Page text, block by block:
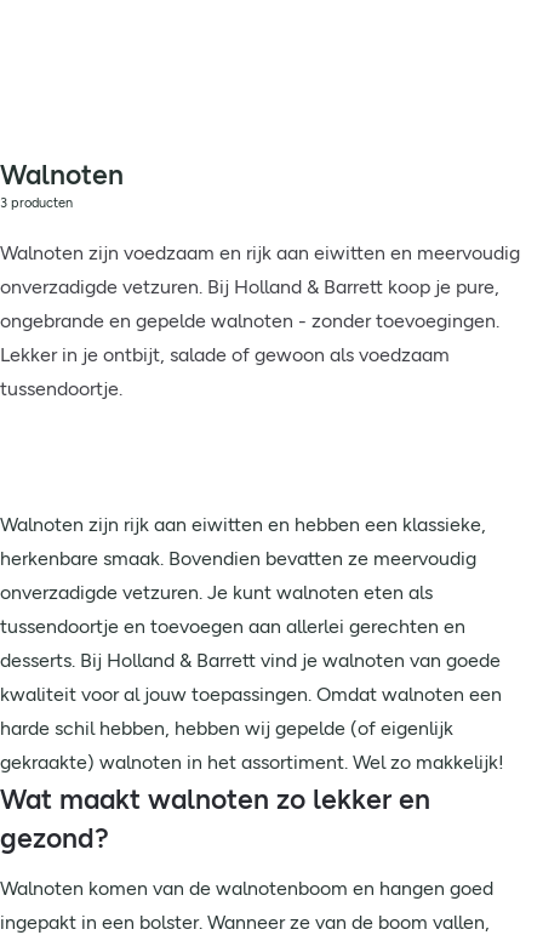
Walnoten
3 producten
Walnoten zijn voedzaam en rijk aan eiwitten en meervoudig
onverzadigde vetzuren. Bij Holland & Barrett koop je pure,
ongebrande en gepelde walnoten - zonder toevoegingen.
Lekker in je ontbijt, salade of gewoon als voedzaam
tussendoortje.
Walnoten zijn rijk aan eiwitten en hebben een klassieke,
herkenbare smaak. Bovendien bevatten ze meervoudig
onverzadigde vetzuren. Je kunt walnoten eten als
tussendoortje en toevoegen aan allerlei gerechten en
desserts. Bij Holland & Barrett vind je walnoten van goede
kwaliteit voor al jouw toepassingen. Omdat walnoten een
harde schil hebben, hebben wij gepelde (of eigenlijk
gekraakte) walnoten in het assortiment. Wel zo makkelijk!
Wat maakt walnoten zo lekker en
gezond?
Walnoten komen van de walnotenboom en hangen goed
ingepakt in een bolster. Wanneer ze van de boom vallen,